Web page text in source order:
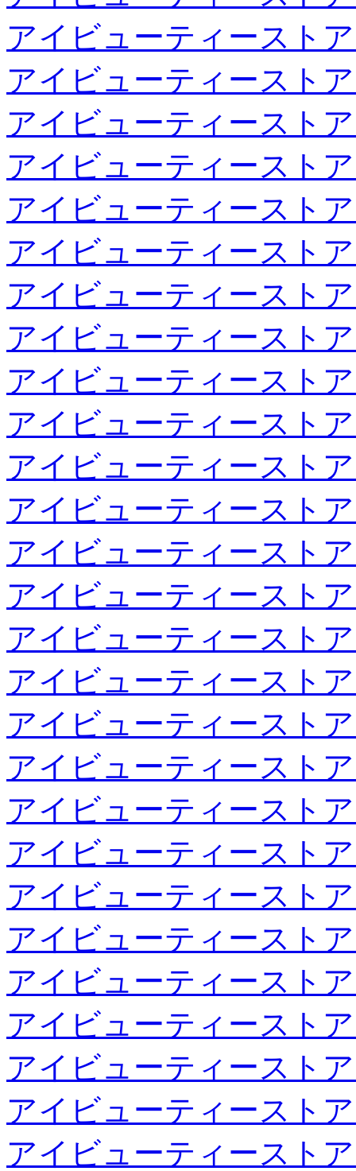
アイビューティースト
アイビューティースト
アイビューティースト
アイビューティースト
アイビューティースト
アイビューティースト
アイビューティースト
アイビューティースト
アイビューティースト
アイビューティースト
アイビューティースト
アイビューティースト
アイビューティースト
アイビューティースト
アイビューティースト
アイビューティースト
アイビューティースト
アイビューティースト
アイビューティースト
アイビューティースト
アイビューティースト
アイビューティースト
アイビューティースト
アイビューティースト
アイビューティースト
アイビューティースト
アイビューティースト